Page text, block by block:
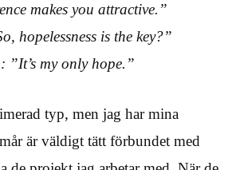
makes you attractive.”
hopelessness is the key?”
”It’s my only hope.”
typ, men jag har mina
är väldigt tätt förbundet med